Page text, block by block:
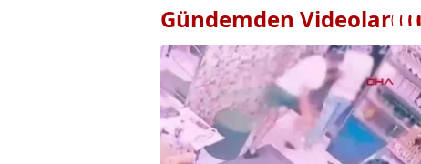
Gündemden Videolar